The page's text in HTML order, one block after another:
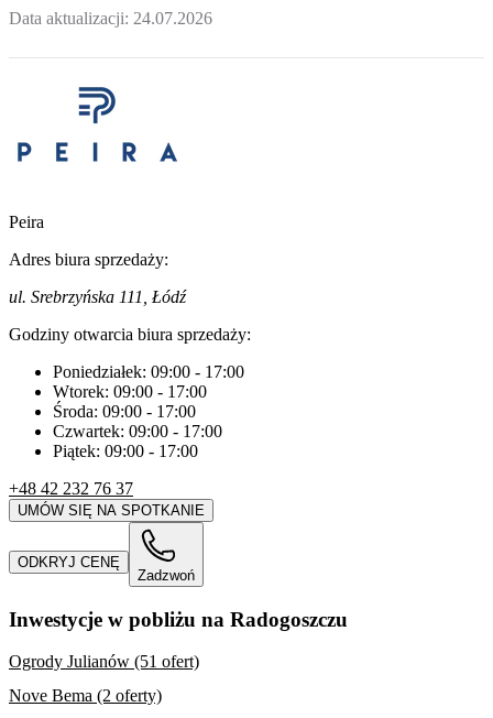
Data aktualizacji: 24.07.2026
Peira
Adres biura sprzedaży:
ul. Srebrzyńska 111, Łódź
Godziny otwarcia biura sprzedaży:
Poniedziałek: 09:00 - 17:00
Wtorek: 09:00 - 17:00
Środa: 09:00 - 17:00
Czwartek: 09:00 - 17:00
Piątek: 09:00 - 17:00
+48 42 232 76 37
UMÓW SIĘ NA SPOTKANIE
ODKRYJ CENĘ
Zadzwoń
Inwestycje w pobliżu na Radogoszczu
Ogrody Julianów (51 ofert)
Nove Bema (2 oferty)